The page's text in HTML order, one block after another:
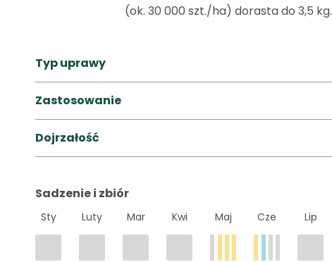
(ok. 30 000 szt./ha) dorasta do 3,5 kg.
Typ uprawy
Zastosowanie
Dojrzałość
Sadzenie i zbiór
Sty Luty Mar Kwi Maj Cze Lip